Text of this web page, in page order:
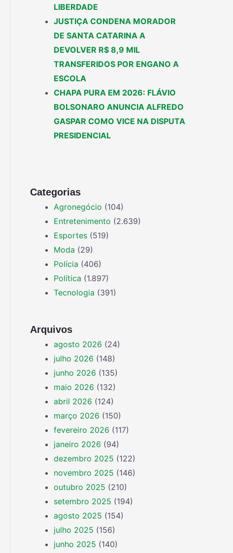
LIBERDADE
JUSTIÇA CONDENA MORADOR
DE SANTA CATARINA A
DEVOLVER R$ 8,9 MIL
TRANSFERIDOS POR ENGANO A
ESCOLA
CHAPA PURA EM 2026: FLÁVIO
BOLSONARO ANUNCIA ALFREDO
GASPAR COMO VICE NA DISPUTA
PRESIDENCIAL
Categorias
Agronegócio (104)
Entretenimento (2.639)
Esportes (519)
Moda (29)
Polícia (406)
Política (1.897)
Tecnologia (391)
Arquivos
agosto 2026 (24)
julho 2026 (148)
junho 2026 (135)
maio 2026 (132)
abril 2026 (124)
março 2026 (150)
fevereiro 2026 (117)
janeiro 2026 (94)
dezembro 2025 (122)
novembro 2025 (146)
outubro 2025 (210)
setembro 2025 (194)
agosto 2025 (154)
julho 2025 (156)
junho 2025 (140)